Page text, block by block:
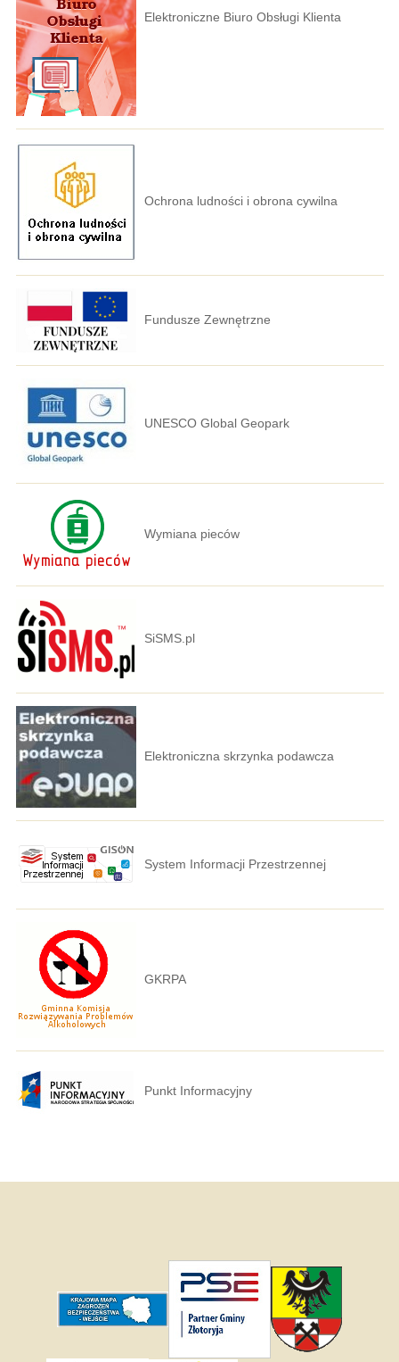
Elektroniczne Biuro Obsługi Klienta
Ochrona ludności i obrona cywilna
Fundusze Zewnętrzne
UNESCO Global Geopark
Wymiana pieców
SiSMS.pl
Elektroniczna skrzynka podawcza
System Informacji Przestrzennej
GKRPA
Punkt Informacyjny